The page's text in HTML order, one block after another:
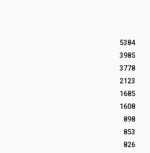
5384
3985
3778
2123
1685
1608
898
853
826